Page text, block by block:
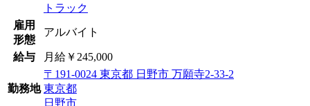
トラック
雇用
形態
アルバイト
給与 月給￥245,000
勤務地
〒191-0024 東京都 日野市 万願寺2-33-2
東京都
日野市